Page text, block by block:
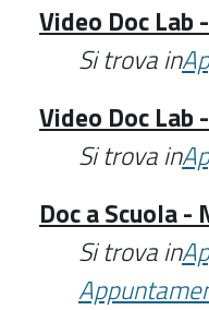
Video Doc Lab
Si trova in
Video Doc Lab
Si trova in
Doc a Scuola
Si trova in